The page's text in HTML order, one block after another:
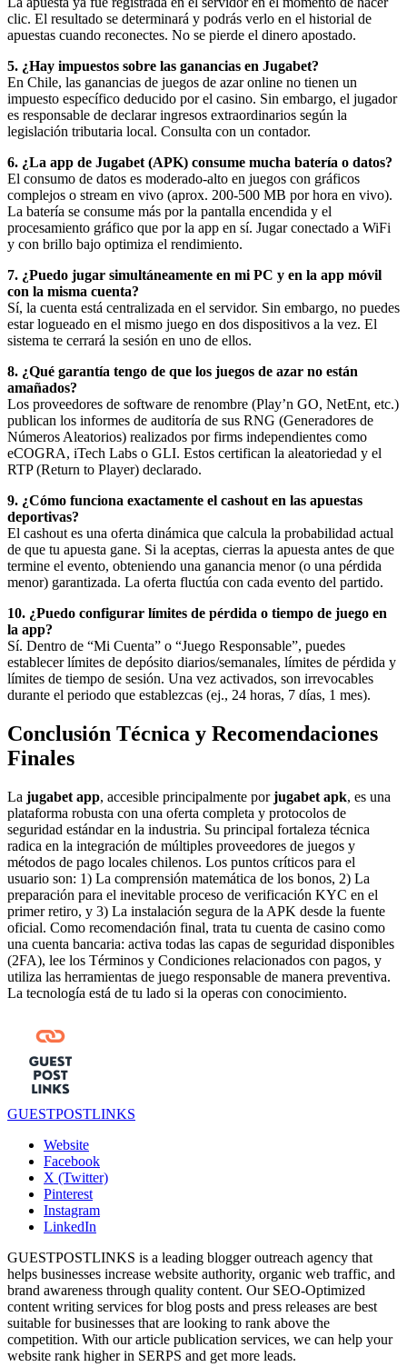
clic. El resultado se determinará y podrás verlo en el historial de
apuestas cuando reconectes. No se pierde el dinero apostado.
5. ¿Hay impuestos sobre las ganancias en Jugabet?
En Chile, las ganancias de juegos de azar online no tienen un
impuesto específico deducido por el casino. Sin embargo, el jugador
es responsable de declarar ingresos extraordinarios según la
legislación tributaria local. Consulta con un contador.
6. ¿La app de Jugabet (APK) consume mucha batería o datos?
El consumo de datos es moderado-alto en juegos con gráficos
complejos o stream en vivo (aprox. 200-500 MB por hora en vivo).
La batería se consume más por la pantalla encendida y el
procesamiento gráfico que por la app en sí. Jugar conectado a WiFi
y con brillo bajo optimiza el rendimiento.
7. ¿Puedo jugar simultáneamente en mi PC y en la app móvil
con la misma cuenta?
Sí, la cuenta está centralizada en el servidor. Sin embargo, no puedes
estar logueado en el mismo juego en dos dispositivos a la vez. El
sistema te cerrará la sesión en uno de ellos.
8. ¿Qué garantía tengo de que los juegos de azar no están
amañados?
Los proveedores de software de renombre (Play’n GO, NetEnt, etc.)
publican los informes de auditoría de sus RNG (Generadores de
Números Aleatorios) realizados por firms independientes como
eCOGRA, iTech Labs o GLI. Estos certifican la aleatoriedad y el
RTP (Return to Player) declarado.
9. ¿Cómo funciona exactamente el cashout en las apuestas
deportivas?
El cashout es una oferta dinámica que calcula la probabilidad actual
de que tu apuesta gane. Si la aceptas, cierras la apuesta antes de que
termine el evento, obteniendo una ganancia menor (o una pérdida
menor) garantizada. La oferta fluctúa con cada evento del partido.
10. ¿Puedo configurar límites de pérdida o tiempo de juego en
la app?
Sí. Dentro de “Mi Cuenta” o “Juego Responsable”, puedes
establecer límites de depósito diarios/semanales, límites de pérdida y
límites de tiempo de sesión. Una vez activados, son irrevocables
durante el periodo que establezcas (ej., 24 horas, 7 días, 1 mes).
Conclusión Técnica y Recomendaciones
Finales
La jugabet app, accesible principalmente porjugabet apk, es una
plataforma robusta con una oferta completa y protocolos de
seguridad estándar en la industria. Su principal fortaleza técnica
radica en la integración de múltiples proveedores de juegos y
métodos de pago locales chilenos. Los puntos críticos para el
usuario son: 1) La comprensión matemática de los bonos, 2) La
preparación para el inevitable proceso de verificación KYC en el
primer retiro, y 3) La instalación segura de la APK desde la fuente
oficial. Como recomendación final, trata tu cuenta de casino como
una cuenta bancaria: activa todas las capas de seguridad disponibles
(2FA), lee los Términos y Condiciones relacionados con pagos, y
utiliza las herramientas de juego responsable de manera preventiva.
La tecnología está de tu lado si la operas con conocimiento.
GUESTPOSTLINKS
Website
Facebook
X (Twitter)
Pinterest
Instagram
LinkedIn
GUESTPOSTLINKS is a leading blogger outreach agency that
helps businesses increase website authority, organic web traffic, and
brand awareness through quality content. Our SEO-Optimized
content writing services for blog posts and press releases are best
suitable for businesses that are looking to rank above the
competition. With our article publication services, we can help your
website rank higher in SERPS and get more leads.